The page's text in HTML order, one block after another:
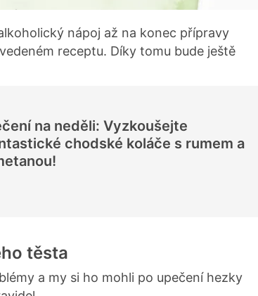
nápoj až na konec přípravy
receptu. Díky tomu bude ještě
na neděli: Vyzkoušejte
chodské koláče s rumem a
těsta
a my si ho mohli po upečení hezky